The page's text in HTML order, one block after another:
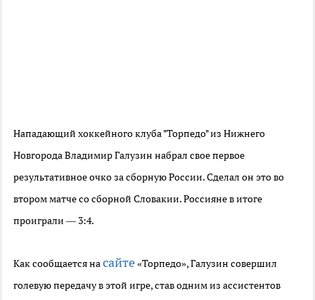
Нападающий хоккейного клуба "Торпедо" из Нижнего
Новгорода Владимир Галузин набрал свое первое
результативное очко за сборную России. Сделал он это во
втором матче со сборной Словакии. Россияне в итоге
проиграли — 3:4.
Как сообщается насайте«Торпедо», Галузин совершил
голевую передачу в этой игре, став одним из ассистентов